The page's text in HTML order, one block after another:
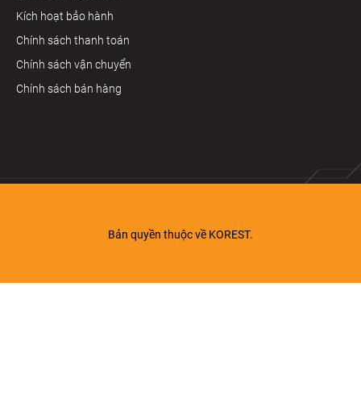
Kích hoạt bảo hành
Chính sách thanh toán
Chính sách vận chuyển
Chính sách bán hàng
Bản quyền thuộc về KOREST.